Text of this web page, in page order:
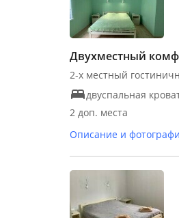
Двухместный
2-х местный
двуспальная
2 доп. места
Описание и